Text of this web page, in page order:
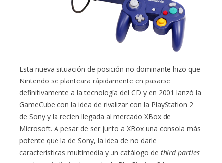
Esta nueva situación de posición no dominante hizo que
Nintendo se planteara rápidamente en pasarse
definitivamente a la tecnología del CD y en 2001 lanzó la
GameCube con la idea de rivalizar con la PlayStation 2
de Sony y la recien llegada al mercado XBox de
Microsoft. A pesar de ser junto a XBox una consola más
potente que la de Sony, la idea de no darle
características multimedia y un catálogo dethird parties